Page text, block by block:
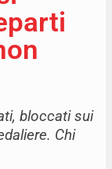
bloccati sui
Chi